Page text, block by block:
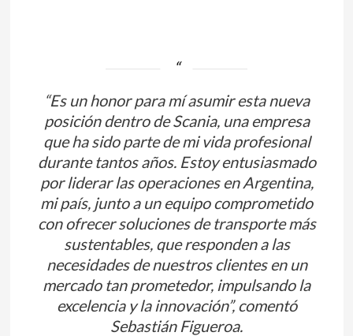
“Es un honor para mí asumir esta nueva
posición dentro de Scania, una empresa
que ha sido parte de mi vida profesional
durante tantos años. Estoy entusiasmado
por liderar las operaciones en Argentina,
mi país, junto a un equipo comprometido
con ofrecer soluciones de transporte más
sustentables, que responden a las
necesidades de nuestros clientes en un
mercado tan prometedor, impulsando la
excelencia y la innovación”, comentó
Sebastián Figueroa.